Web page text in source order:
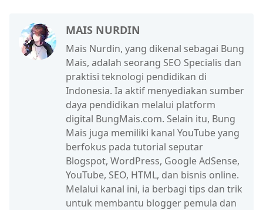
MAIS NURDIN
Mais Nurdin, yang dikenal sebagai Bung
Mais, adalah seorang SEO Specialis dan
praktisi teknologi pendidikan di
Indonesia. Ia aktif menyediakan sumber
daya pendidikan melalui platform
digital BungMais.com. Selain itu, Bung
Mais juga memiliki kanal YouTube yang
berfokus pada tutorial seputar
Blogspot, WordPress, Google AdSense,
YouTube, SEO, HTML, dan bisnis online.
Melalui kanal ini, ia berbagi tips dan trik
untuk membantu blogger pemula dan